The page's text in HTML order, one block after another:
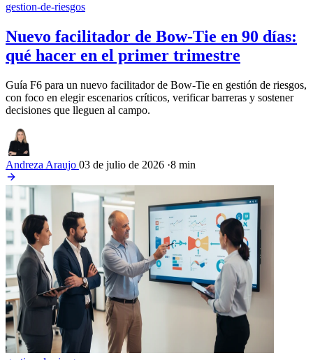
gestion-de-riesgos
Nuevo facilitador de Bow-Tie en 90 días:
qué hacer en el primer trimestre
Guía F6 para un nuevo facilitador de Bow-Tie en gestión de riesgos,
con foco en elegir escenarios críticos, verificar barreras y sostener
decisiones que lleguen al campo.
Andreza Araujo 03 de julio de 2026 ·8 min